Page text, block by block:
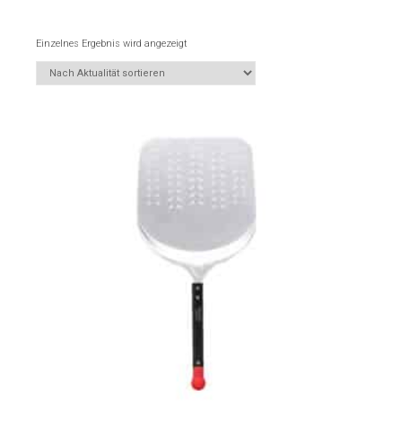
Einzelnes Ergebnis wird angezeigt